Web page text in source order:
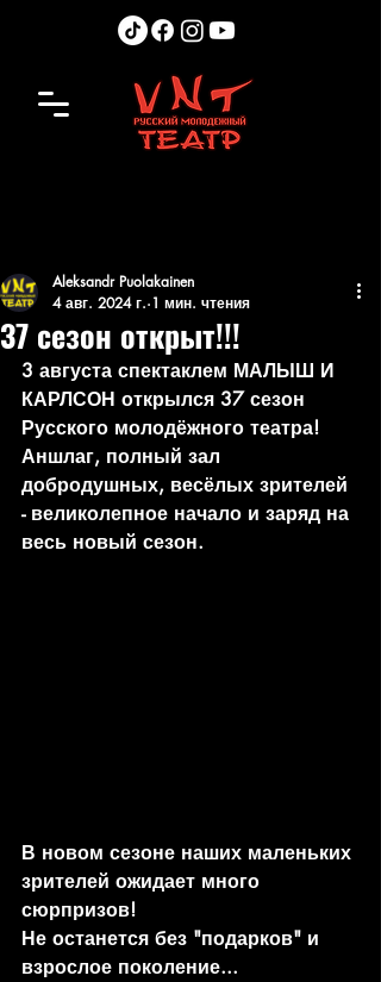
37 сезон открыт!!!
Aleksandr Puolakainen
4 авг. 2024 г. 1 мин. чтения
3 августа спектаклем МАЛЫШ И
КАРЛСОН открылся 37 сезон
Русского молодёжного театра!
Аншлаг, полный зал
добродушных, весёлых зрителей
- великолепное начало и заряд на
весь новый сезон.
В новом сезоне наших маленьких
зрителей ожидает много
сюрпризов!
Не останется без "подарков" и
взрослое поколение...